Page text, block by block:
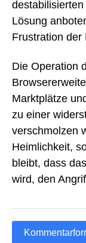
Lösung
Frustration der
Die Operation
Marktplätze
zu einer
verschmolzen
Heimlichkeit,
bleibt, dass
wird, den